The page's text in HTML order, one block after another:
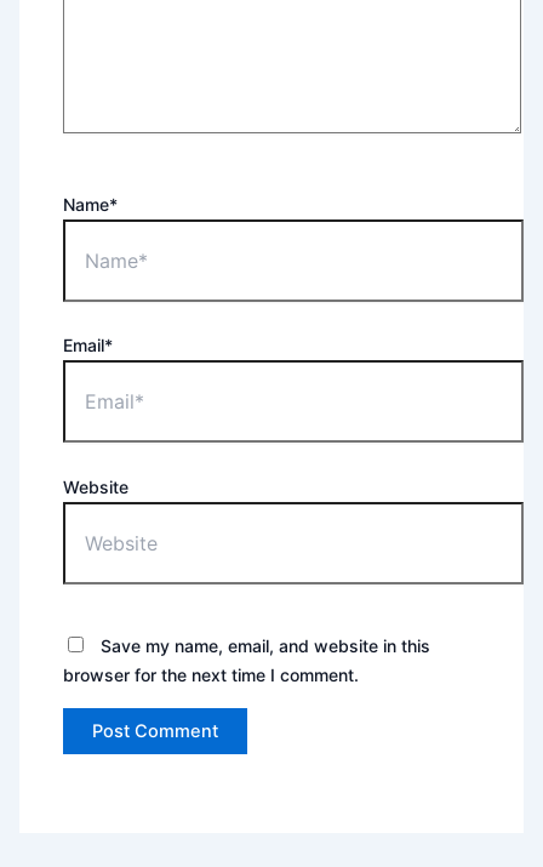
Name*
Email*
Website
Save my name, email, and website in this
browser for the next time I comment.